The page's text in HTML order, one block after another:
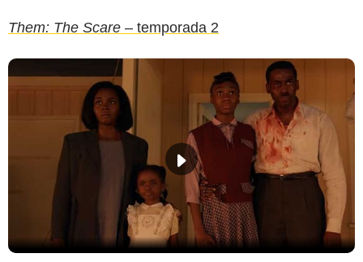
Them: The Scare – temporada 2